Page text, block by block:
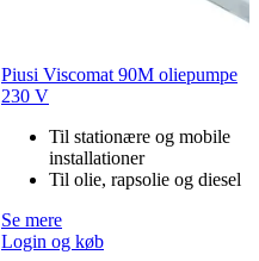
Piusi Viscomat 90M oliepumpe
230 V
Til stationære og mobile
installationer
Til olie, rapsolie og diesel
Se mere
Login og køb